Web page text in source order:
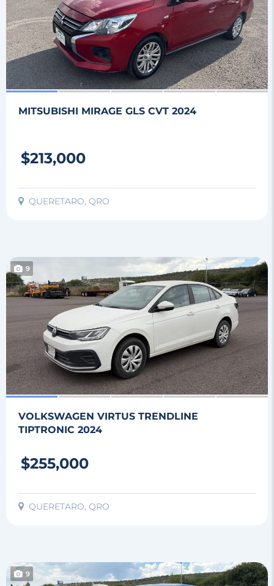
MITSUBISHI MIRAGE GLS CVT 2024
$213,000
QUERETARO, QRO
9
VOLKSWAGEN VIRTUS TRENDLINE
TIPTRONIC 2024
$255,000
QUERETARO, QRO
9